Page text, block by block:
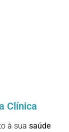
Clínica
à sua saúde